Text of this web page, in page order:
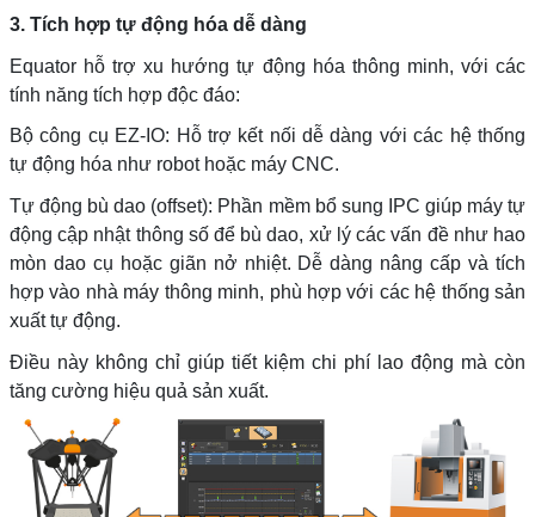
3. Tích hợp tự động hóa dễ dàng
Equator hỗ trợ xu hướng tự động hóa thông minh, với các
tính năng tích hợp độc đáo:
Bộ công cụ EZ-IO: Hỗ trợ kết nối dễ dàng với các hệ thống
tự động hóa như robot hoặc máy CNC.
Tự động bù dao (offset): Phần mềm bổ sung IPC giúp máy tự
động cập nhật thông số để bù dao, xử lý các vấn đề như hao
mòn dao cụ hoặc giãn nở nhiệt. Dễ dàng nâng cấp và tích
hợp vào nhà máy thông minh, phù hợp với các hệ thống sản
xuất tự động.
Điều này không chỉ giúp tiết kiệm chi phí lao động mà còn
tăng cường hiệu quả sản xuất.